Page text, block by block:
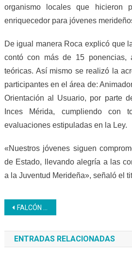
organismo locales que hicieron
enriquecedor para jóvenes
De igual manera Roca explicó que
contó con más de 15 ponencias,
teóricas. Así mismo se realizó la
participantes en el área de:
Orientación al Usuario, por parte
Inces Mérida, cumpliendo con
evaluaciones estipuladas en la Ley.
«Nuestros jóvenes siguen
de Estado, llevando alegría a las
a la Juventud Merideña», señaló el
Navegación
de
entradas
FALCÓN | Inces forma a la clase trabajadora para la Atención al Público
ENTRADAS RELACIONADAS